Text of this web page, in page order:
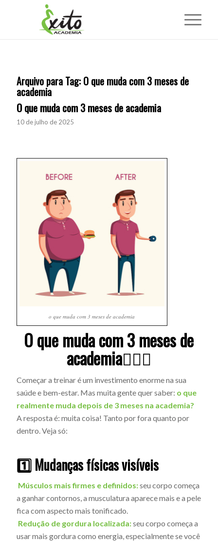
Arquivo para Tag: O que muda com 3 meses de
academia
O que muda com 3 meses de academia
10 de julho de 2025
o que muda com 3 meses de academia
O que muda com 3 meses de
academia🏋️‍♂️💪
Começar a treinar é um investimento enorme na sua
saúde e bem-estar. Mas muita gente quer saber: o que
realmente muda depois de 3 meses na academia?
A resposta é: muita coisa! Tanto por fora quanto por
dentro. Veja só:
1️⃣ Mudanças físicas visíveis
Músculos mais firmes e definidos:seu corpo começa
a ganhar contornos, a musculatura aparece mais e a pele
fica com aspecto mais tonificado.
Redução de gordura localizada:seu corpo começa a
usar mais gordura como energia, especialmente se você